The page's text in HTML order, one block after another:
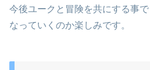
今後ユークと冒険を共にする事
なっていくのか楽しみです。